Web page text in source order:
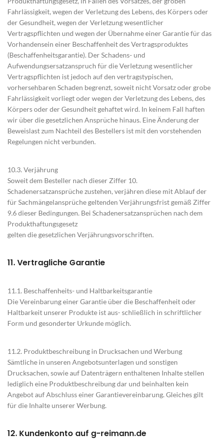
Fahrlässigkeit, wegen der Verletzung des Lebens, des Körpers oder
der Gesundheit, wegen der Verletzung wesentlicher
Vertragspflichten und wegen der Übernahme einer Garantie für das
Vorhandensein einer Beschaffenheit des Vertragsproduktes
(Beschaffenheitsgarantie). Der Schadens- und
Aufwendungsersatzanspruch für die Verletzung wesentlicher
Vertragspflichten ist jedoch auf den vertragstypischen,
vorhersehbaren Schaden begrenzt, soweit nicht Vorsatz oder grobe
Fahrlässigkeit vorliegt oder wegen der Verletzung des Lebens, des
Körpers oder der Gesundheit gehaftet wird. In keinem Fall haften
wir über die gesetzlichen Ansprüche hinaus. Eine Änderung der
Beweislast zum Nachteil des Bestellers ist mit den vorstehenden
Regelungen nicht verbunden.
10.3. Verjährung
Soweit dem Besteller nach dieser Ziffer 10.
Schadenersatzansprüche zustehen, verjähren diese mit Ablauf der
für Sachmängelansprüche geltenden Verjährungsfrist gemäß Ziffer
9.6 dieser Bedingungen. Bei Schadenersatzansprüchen nach dem
Produkthaftungsgesetz
gelten die gesetzlichen Verjährungsvorschriften.
11. Vertragliche Garantie
11.1. Beschaffenheits- und Haltbarkeitsgarantie
Die Vereinbarung einer Garantie über die Beschaffenheit oder
Haltbarkeit unserer Produkte ist aus- schließlich in schriftlicher
Form und gesonderter Urkunde möglich.
11.2. Produktbeschreibung in Drucksachen und Werbung
Sämtliche in unseren Angebotsunterlagen und sonstigen
Drucksachen, sowie auf Datenträgern enthaltenen Inhalte stellen
lediglich eine Produktbeschreibung dar und beinhalten kein
Angebot auf Abschluss einer Garantievereinbarung. Gleiches gilt
für die Inhalte unserer Werbung.
12. Kundenkonto auf g-reimann.de